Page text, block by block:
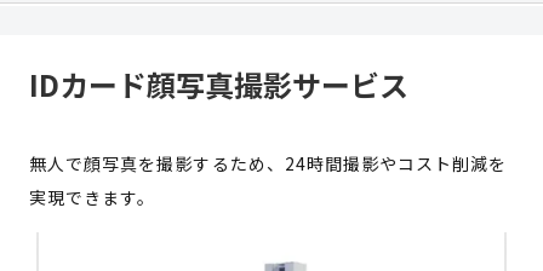
IDカード顔写真撮影サービス
無人で顔写真を撮影するため、24時間撮影やコスト削減を
実現できます。